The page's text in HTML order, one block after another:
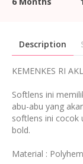
Description
KEMENKES RI
Softlens ini
abu-abu yang
softlens ini cocok
bold.
Material :